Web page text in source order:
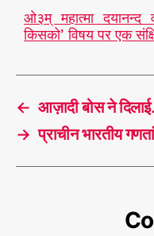
ओ३म् महात्मा दयानन्द
किसको’ विषय पर एक
← आज़ादी बोस ने
→ प्राचीन भारतीय